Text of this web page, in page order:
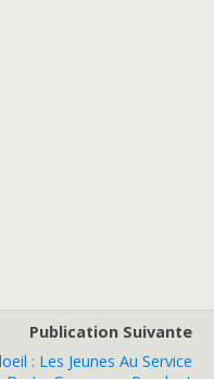
Publication Suivante
: Les Jeunes Au Service